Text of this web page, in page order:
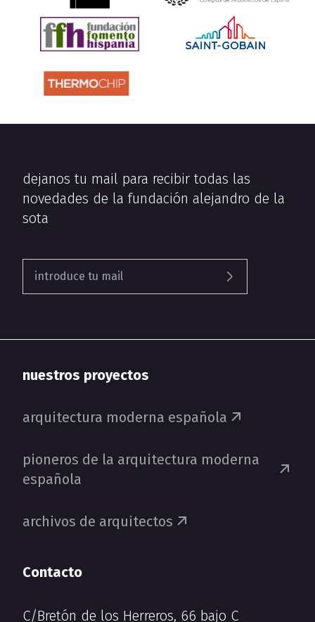
dejanos tu mail para recibir todas las
novedades de la fundación alejandro de la
sota
nuestros proyectos
arquitectura moderna española
pioneros de la arquitectura moderna
española
archivos de arquitectos
Contacto
C/Bretón de los Herreros, 66 bajo C